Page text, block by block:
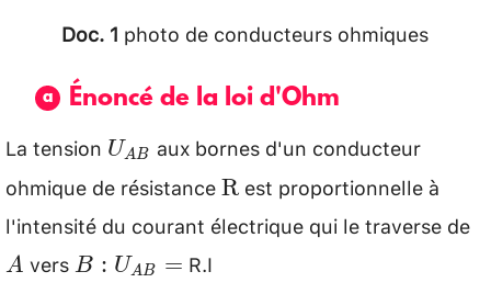
Doc. 1 photo de conducteurs ohmiques
Énoncé de la loi d'Ohm
La tension U_{A
B}
UAB
aux bornes d'un conducteur
ohmique de résistance\mathrm{R}
R est proportionnelle à
l'intensité du courant électrique qui le traverse de
A versB:
B : UAB = R.I